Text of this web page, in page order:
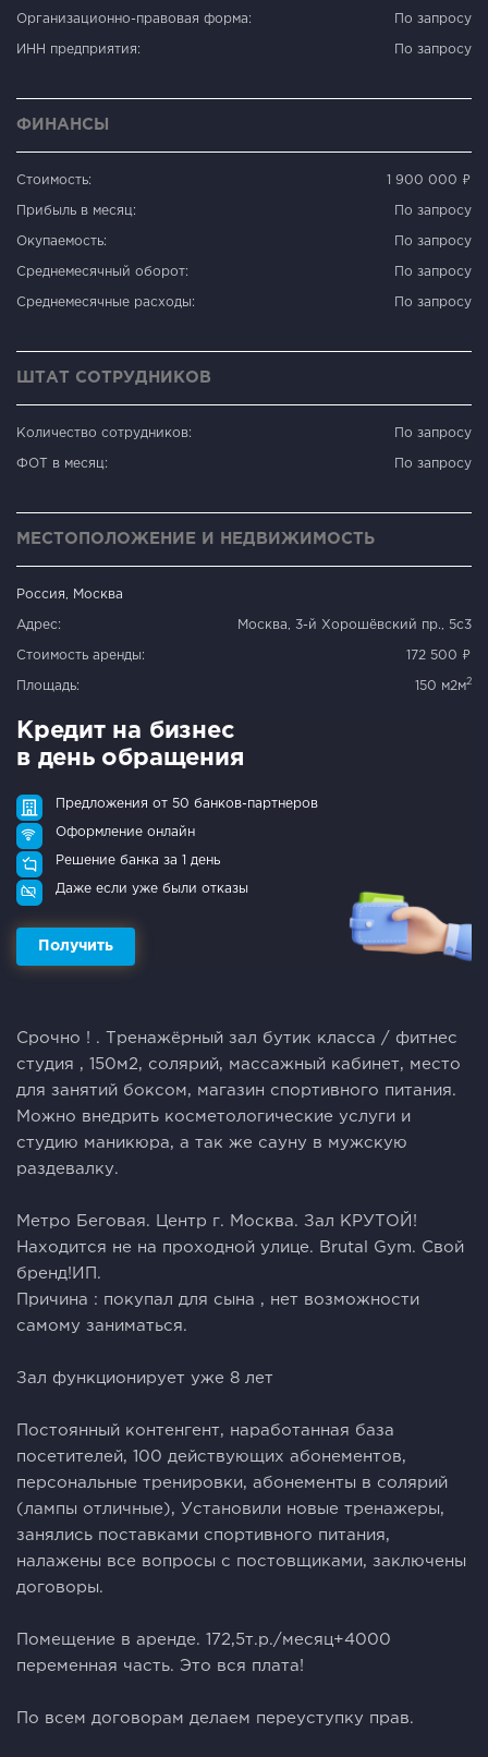
Организационно-правовая форма: По запросу
ИНН предприятия: По запросу
ФИНАНСЫ
Стоимость: 1 900 000 ₽
Прибыль в месяц: По запросу
Окупаемость: По запросу
Среднемесячный оборот: По запросу
Среднемесячные расходы: По запросу
ШТАТ СОТРУДНИКОВ
Количество сотрудников: По запросу
ФОТ в месяц: По запросу
МЕСТОПОЛОЖЕНИЕ И НЕДВИЖИМОСТЬ
Россия, Москва
Адрес: Москва, 3-й Хорошёвский пр., 5с3
Стоимость аренды: 172 500 ₽
Площадь: 150 м2м2
Кредит на бизнес
в день обращения
Предложения от 50 банков-партнеров
Оформление онлайн
Решение банка за 1 день
Даже если уже были отказы
Получить
Срочно ! . Тренажёрный зал бутик класса / фитнес
студия , 150м2, солярий, массажный кабинет, место
для занятий боксом, магазин спортивного питания.
Можно внедрить косметологические услуги и
студию маникюра, а так же сауну в мужскую
раздевалку.
Метро Беговая. Центр г. Москва. Зал КРУТОЙ!
Находится не на проходной улице. Brutal Gym. Свой
бренд!ИП.
Причина : покупал для сына , нет возможности
самому заниматься.
Зал функционирует уже 8 лет
Постоянный контенгент, наработанная база
посетителей, 100 действующих абонементов,
персональные тренировки, абонементы в солярий
(лампы отличные), Установили новые тренажеры,
занялись поставками спортивного питания,
налажены все вопросы с постовщиками, заключены
договоры.
Помещение в аренде. 172,5т.р./месяц+4000
переменная часть. Это вся плата!
По всем договорам делаем переуступку прав.